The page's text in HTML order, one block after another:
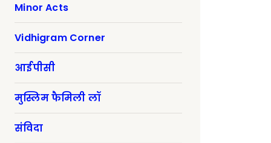
Minor Acts
Vidhigram Corner
आईपीसी
मुस्लिम फैमिली लॉ
संविदा